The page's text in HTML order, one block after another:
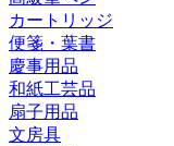
カートリッジ
便箋・葉書
慶事用品
和紙工芸品
扇子用品
文房具